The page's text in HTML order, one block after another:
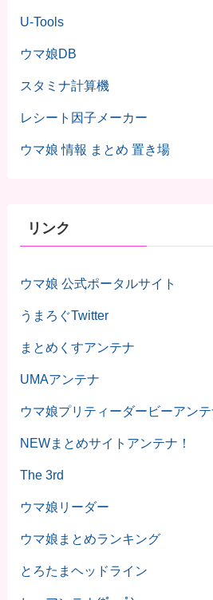
U-Tools
ウマ娘DB
スタミナ計算機
レシート因子メーカー
ウマ娘 情報 まとめ 置き場
リンク
ウマ娘 公式ポータルサイト
うまろぐTwitter
まとめくすアンテナ
UMAアンテナ
ウマ娘プリティーダービーアン
NEWまとめサイトアンテナ！
The 3rd
ウマ娘リーダー
ウマ娘まとめランキング
とろたまヘッドライン